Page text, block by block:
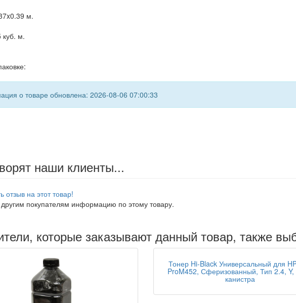
м.
куб. м.
о товаре обновлена: 2026-08-06 07:00:33
наши клиенты...
отзыв на этот товар!
покупателям информацию по этому товару.
которые заказывают данный товар, также
Тонер Hi-Black Универсальный для
ProM452, Сферизованный, Тип 2.4, Y,
канистра